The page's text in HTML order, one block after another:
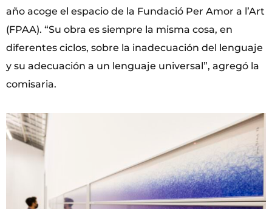
año acoge el espacio de la Fundació Per Amor a l’Art
(FPAA). “Su obra es siempre la misma cosa, en
diferentes ciclos, sobre la inadecuación del lenguaje
y su adecuación a un lenguaje universal”, agregó la
comisaria.